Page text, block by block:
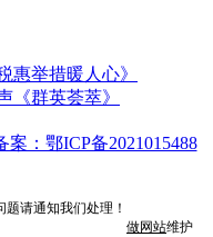
惠举措暖人心》
《群英荟萃》
案：鄂ICP备2021015488
请通知我们处理！
做网站维护